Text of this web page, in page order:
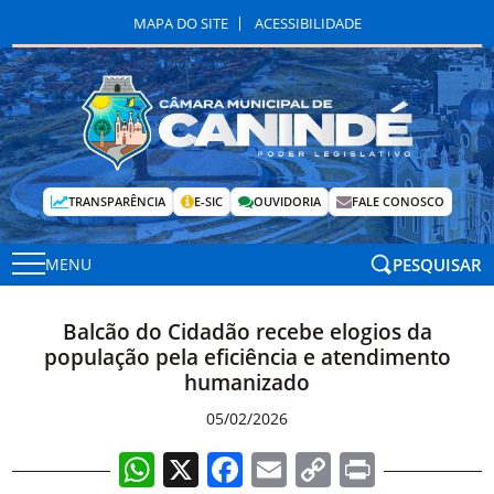
MAPA DO SITE ACESSIBILIDADE
TRANSPARÊNCIA E-SIC OUVIDORIA FALE CONOSCO
MENU PESQUISAR
Balcão do Cidadão recebe elogios da
população pela eficiência e atendimento
humanizado
05/02/2026
WhatsApp
X Facebook
EmailCopyPrint